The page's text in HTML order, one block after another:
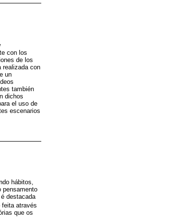
con los
de los
realizada con
un
también
dichos
el uso de
escenarios
hábitos,
pensamento
destacada
feita através
que os